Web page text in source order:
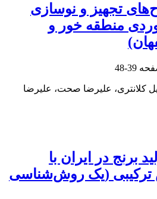
تجهیز و نوسازی
منطقه خور و
39-48
کلانتری، علیرضا صحت، علیرضا
برنج در ایران با
ترکیبی (یک روش‌شناسی